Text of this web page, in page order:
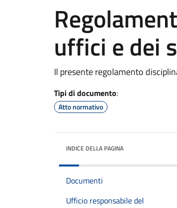
uffici e dei
Il presente regolamento
Tipi di documento:
Atto normativo
INDICE DELLA PAGINA
Documenti
Ufficio responsabile del